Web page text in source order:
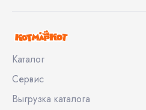
Каталог
Сервис
Выгрузка каталога